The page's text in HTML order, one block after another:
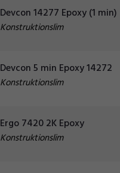
Devcon 14277 Epoxy (1 min)
Konstruktionslim
Devcon 5 min Epoxy 14272
Konstruktionslim
Ergo 7420 2K Epoxy
Konstruktionslim